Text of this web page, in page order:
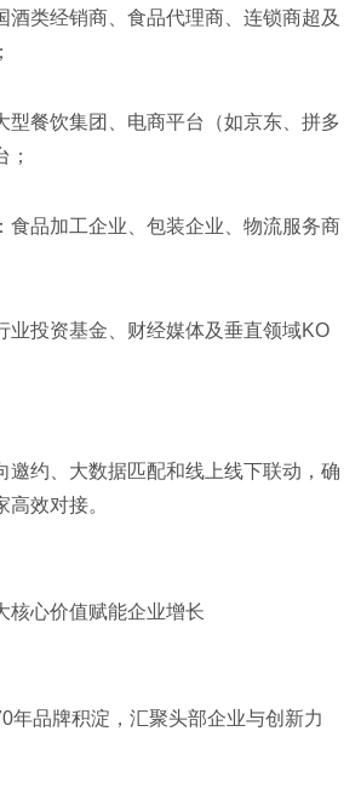
酒类经销商、食品代理商、连锁商超及
型餐饮集团、电商平台（如京东、拼多
；
食品加工企业、包装企业、物流服务商
业投资基金、财经媒体及垂直领域KO
邀约、大数据匹配和线上线下联动，确
效对接。
核心价值赋能企业增长‌
年品牌积淀，汇聚头部企业与创新力